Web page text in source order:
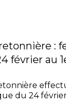
:
février au
du 24 février